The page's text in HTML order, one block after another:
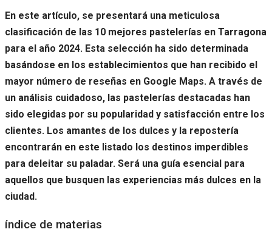
En este artículo, se presentará una meticulosa
clasificación de las 10 mejores pastelerías en Tarragona
para el año 2024. Esta selección ha sido determinada
basándose en los establecimientos que han recibido el
mayor número de reseñas en Google Maps. A través de
un análisis cuidadoso, las pastelerías destacadas han
sido elegidas por su popularidad y satisfacción entre los
clientes. Los amantes de los dulces y la repostería
encontrarán en este listado los destinos imperdibles
para deleitar su paladar. Será una guía esencial para
aquellos que busquen las experiencias más dulces en la
ciudad.
índice de materias